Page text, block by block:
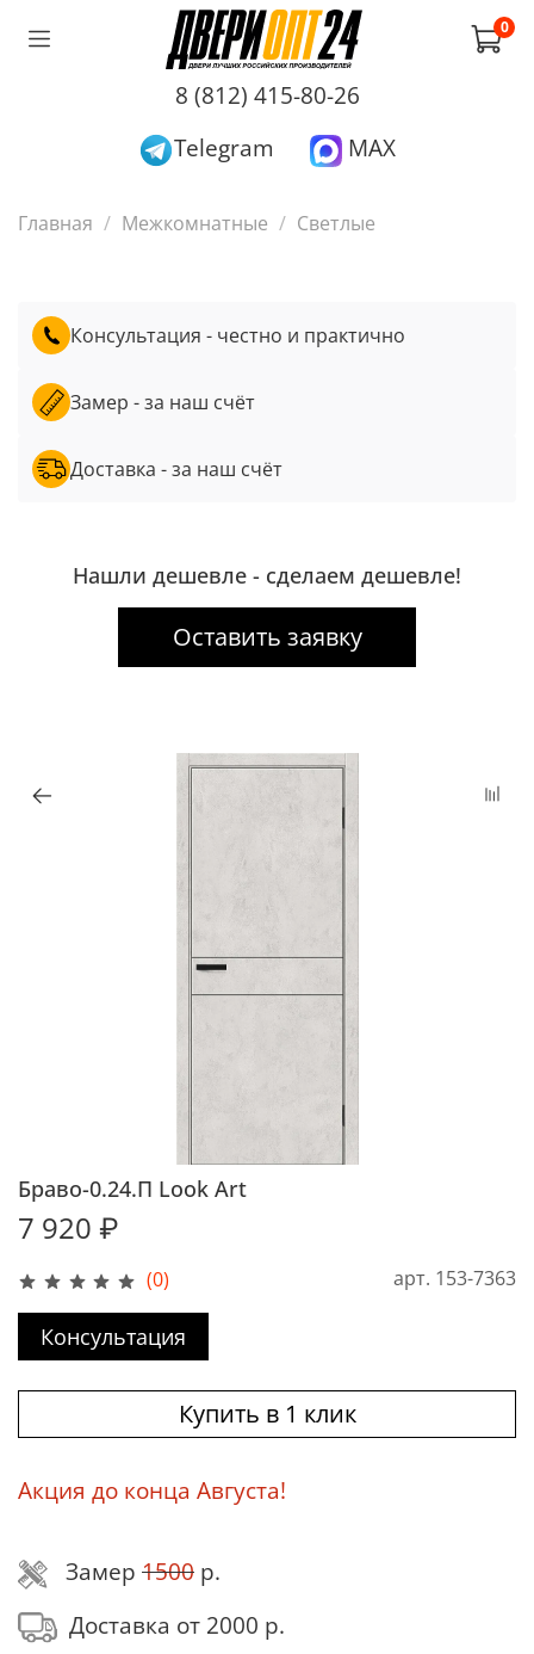
0
8 (812) 415-80-26
Telegram
MAX
Главная Межкомнатные Светлые
Консультация - честно и практично
Замер - за наш счёт
Доставка - за наш счёт
Нашли дешевле - сделаем дешевле!
Оставить заявку
(0) арт. 153-7363
Браво-0.24.П Look Art
7 920 ₽
Консультация
Купить в 1 клик
Акция до конца Августа!
Замер 1500 р.
Доставка от 2000 р.